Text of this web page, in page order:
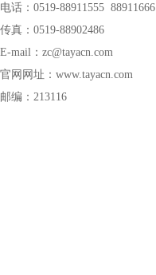
电话：0519-88911555 88911666
传真：0519-88902486
E-mail：zc@tayacn.com
官网网址：www.tayacn.com
邮编：213116